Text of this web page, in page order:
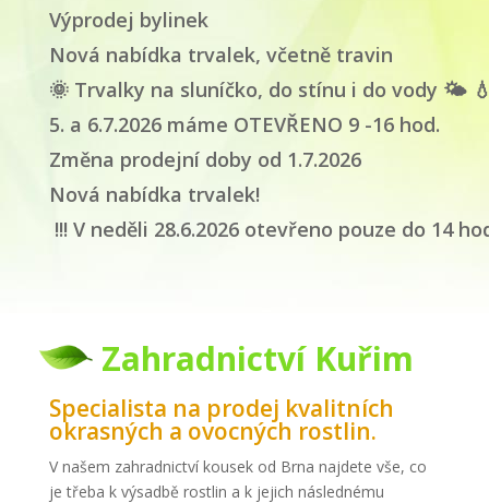
Výprodej bylinek
Nová nabídka trvalek, včetně travin
🌞 Trvalky na sluníčko, do stínu i do vody 🌤
5. a 6.7.2026 máme OTEVŘENO 9 -16 hod.
Změna prodejní doby od 1.7.2026
Nová nabídka trvalek!
!!! V neděli 28.6.2026 otevřeno pouze do 14
Zahradnictví Kuřim
Specialista na prodej kvalitních
okrasných a ovocných rostlin.
V našem zahradnictví kousek od Brna najdete vše, co
je třeba k výsadbě rostlin a k jejich následnému